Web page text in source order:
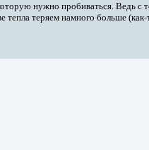
нужно пробиваться. Ведь с
теряем намного больше